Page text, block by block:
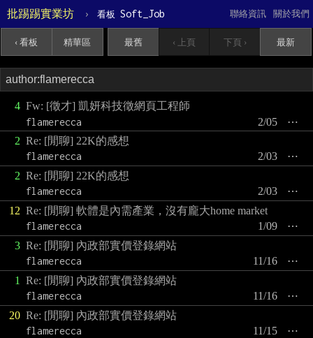
批踢踢實業坊 › 看板 Soft_Job 關於我們
聯絡資訊
‹ 看板 精華區 最舊 ‹ 上頁 下頁 › 最新
4 Fw: [徵才] 凱妍科技徵網頁工程師
flamerecca
⋯
2/05
2 Re: [閒聊] 22K的感想
flamerecca
⋯
2/03
2 Re: [閒聊] 22K的感想
flamerecca
⋯
2/03
12 Re: [閒聊] 軟體是內需產業，沒有龐大home market
flamerecca
⋯
1/09
3 Re: [閒聊] 內政部實價登錄網站
flamerecca
⋯
11/16
1
Re: [閒聊] 內政部實價登錄網站
flamerecca
⋯
11/16
20 Re: [閒聊] 內政部實價登錄網站
flamerecca
⋯
11/15